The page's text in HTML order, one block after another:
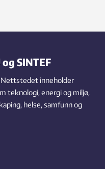
SINTEF
Nettstedet inneholder
teknologi, energi og miljø,
helse, samfunn og